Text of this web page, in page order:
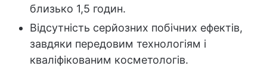
близько 1,5 годин.
Відсутність серйозних побічних ефектів,
завдяки передовим технологіям і
кваліфікованим косметологів.